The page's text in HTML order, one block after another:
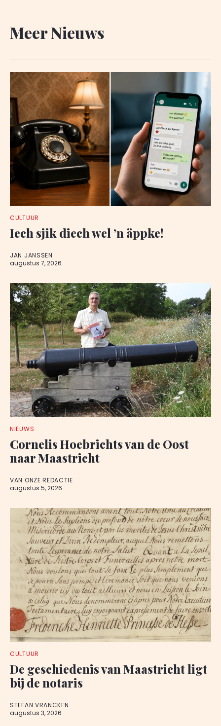
Meer Nieuws
CULTUUR
Iech sjik diech wel ’n äppke!
JAN JANSSEN
augustus 7, 2026
NIEUWS
Cornelis Hoebrichts van de Oost
naar Maastricht
VAN ONZE REDACTIE
augustus 5, 2026
CULTUUR
De geschiedenis van Maastricht ligt
bij de notaris
STEFAN VRANCKEN
augustus 3, 2026